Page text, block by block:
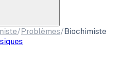
/Problèmes/Biochimiste